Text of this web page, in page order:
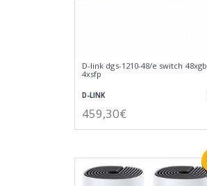
D-link dgs-1210-48/e switch 48xgb
4xsfp
D-LINK
459,30€